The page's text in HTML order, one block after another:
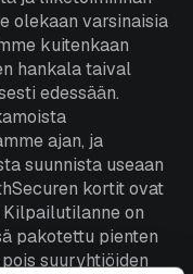
olekaan varsinaisia
kuitenkaan
hankala taival
edessään.
ajan, ja
suunnista useaan
kortit ovat
Kilpailutilanne on
pakotettu pienten
suuryhtiöiden